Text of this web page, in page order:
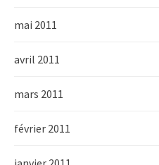
mai 2011
avril 2011
mars 2011
février 2011